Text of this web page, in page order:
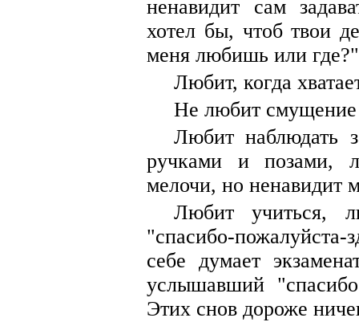
ненавидит сам
хотел бы, чтоб твои
меня любишь или где?"
Любит, когда
Не любит смущение
Любит наблюдать
ручками и позами,
мелочи, но ненавидит
Любит учиться,
"спасибо-
себе думает
услышавший
Этих снов дороже